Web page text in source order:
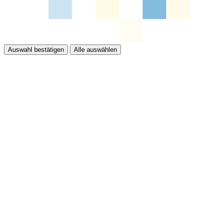
Auswahl bestätigen Alle auswählen